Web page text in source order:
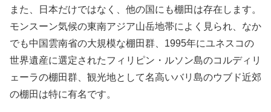
また、日本だけではなく、他の国にも棚田は存在します。
モンスーン気候の東南アジア山岳地帯によく見られ、なか
でも中国雲南省の大規模な棚田群、1995年にユネスコの
世界遺産に選定されたフィリピン・ルソン島のコルディリ
ェーラの棚田群、観光地として名高いバリ島のウブド近郊
の棚田は特に有名です。